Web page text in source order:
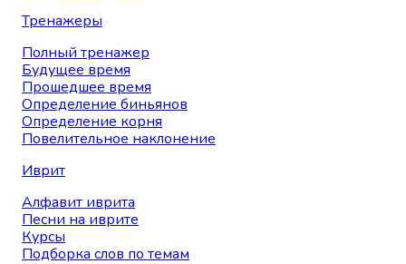
Тренажеры
Полный тренажер
Будущее время
Прошедшее время
Определение биньянов
Определение корня
Повелительное наклонение
Иврит
Алфавит иврита
Песни на иврите
Курсы
Подборка слов по темам